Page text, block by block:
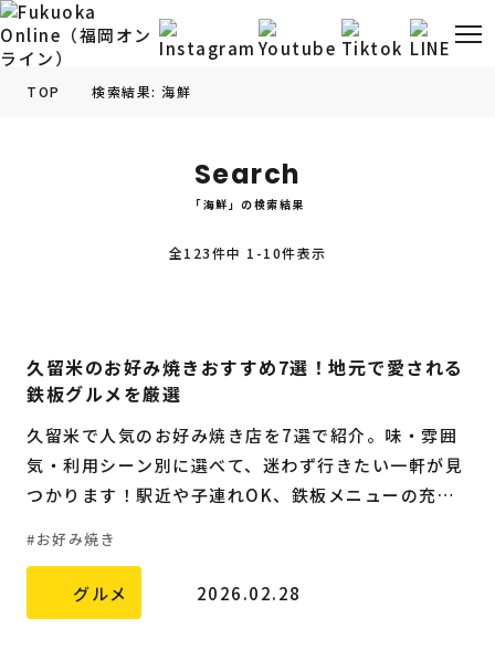
観光・お出かけ情報
福岡のフィットネス
福岡の暮らし情報
福岡の
福岡の ビジネス情報
TOP 検索結果: 海鮮
Search
「海鮮」の検索結果
全123件中 1-10件表示
久留米のお好み焼きおすすめ7選！地元で愛される
鉄板グルメを厳選
久留米で人気のお好み焼き店を7選で紹介。味・雰囲
気・利用シーン別に選べて、迷わず行きたい一軒が見
つかります！駅近や子連れOK、鉄板メニューの充実
お好み焼き
グルメ 2026.02.28